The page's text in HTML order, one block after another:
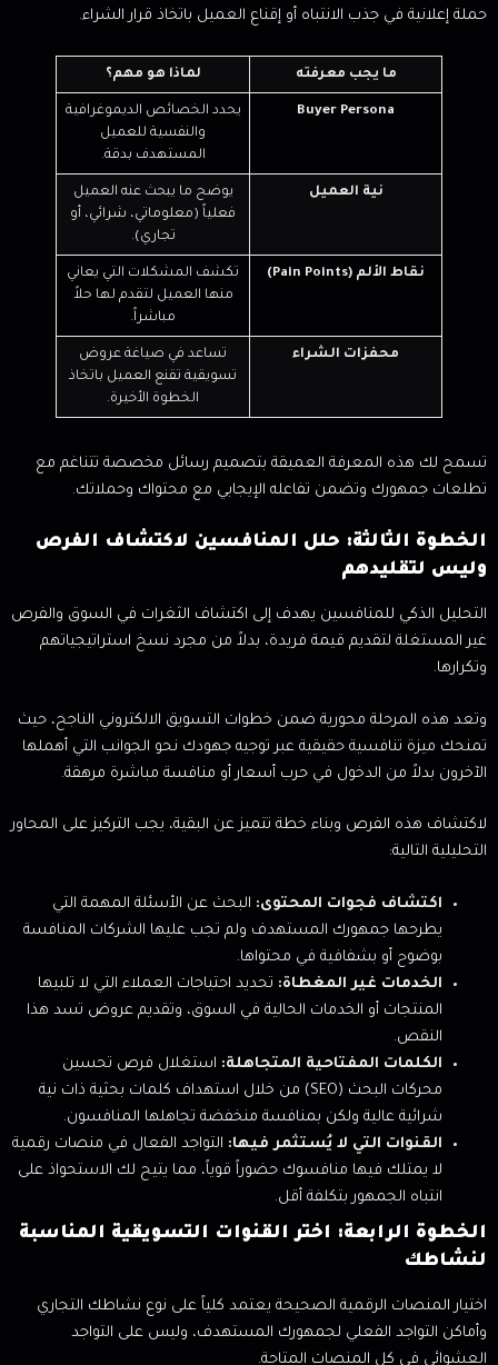
حملة إعلانية في جذب الانتباه أو إقناع العميل باتخاذ قرار الشراء.
ما يجب معرفته لماذا هو مهم؟
Buyer Persona
يحدد الخصائص الديموغرافية
والنفسية للعميل
المستهدف بدقة.
نية العميل
يوضح ما يبحث عنه العميل
فعلياً (معلوماتي، شرائي، أو
تجاري).
نقاط الألم (Pain Points)
تكشف المشكلات التي يعاني
منها العميل لتقدم لها حلاً
مباشراً.
محفزات الشراء
تساعد في صياغة عروض
تسويقية تقنع العميل باتخاذ
الخطوة الأخيرة.
تسمح لك هذه المعرفة العميقة بتصميم رسائل مخصصة تتناغم مع
تطلعات جمهورك وتضمن تفاعله الإيجابي مع محتواك وحملاتك.
الخطوة الثالثة: حلل المنافسين لاكتشاف الفرص
وليس لتقليدهم
التحليل الذكي للمنافسين يهدف إلى اكتشاف الثغرات في السوق والفرص
غير المستغلة لتقديم قيمة فريدة، بدلاً من مجرد نسخ استراتيجياتهم
وتكرارها.
وتعد هذه المرحلة محورية ضمن خطوات التسويق الالكتروني الناجح، حيث
تمنحك ميزة تنافسية حقيقية عبر توجيه جهودك نحو الجوانب التي أهملها
الآخرون بدلاً من الدخول في حرب أسعار أو منافسة مباشرة مرهقة.
لاكتشاف هذه الفرص وبناء خطة تتميز عن البقية، يجب التركيز على المحاور
التحليلية التالية:
اكتشاف فجوات المحتوى: البحث عن الأسئلة المهمة التي
يطرحها جمهورك المستهدف ولم تجب عليها الشركات المنافسة
بوضوح أو بشفافية في محتواها.
الخدمات غير المغطاة: تحديد احتياجات العملاء التي لا تلبيها
المنتجات أو الخدمات الحالية في السوق، وتقديم عروض تسد هذا
النقص.
الكلمات المفتاحية المتجاهلة: استغلال فرص تحسين
محركات البحث (SEO) من خلال استهداف كلمات بحثية ذات نية
شرائية عالية ولكن بمنافسة منخفضة تجاهلها المنافسون.
القنوات التي لا يُستثمر فيها: التواجد الفعال في منصات رقمية
لا يمتلك فيها منافسوك حضوراً قوياً، مما يتيح لك الاستحواذ على
انتباه الجمهور بتكلفة أقل.
الخطوة الرابعة: اختر القنوات التسويقية المناسبة
لنشاطك
اختيار المنصات الرقمية الصحيحة يعتمد كلياً على نوع نشاطك التجاري
وأماكن التواجد الفعلي لجمهورك المستهدف، وليس على التواجد
العشوائي في كل المنصات المتاحة.